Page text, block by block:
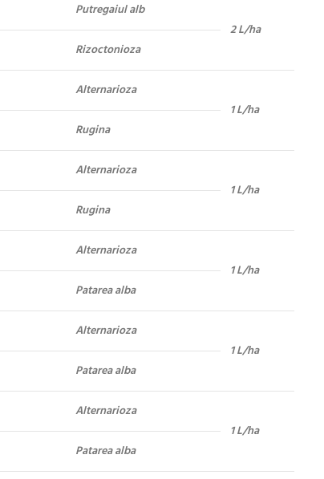
Putregaiul alb
2 L/ha
Rizoctonioza
Alternarioza
1 L/ha
Rugina
Alternarioza
1 L/ha
Rugina
Alternarioza
1 L/ha
Patarea alba
Alternarioza
1 L/ha
Patarea alba
Alternarioza
1 L/ha
Patarea alba